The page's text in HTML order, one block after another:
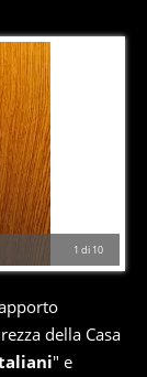
1 di 10
della Casa
" e